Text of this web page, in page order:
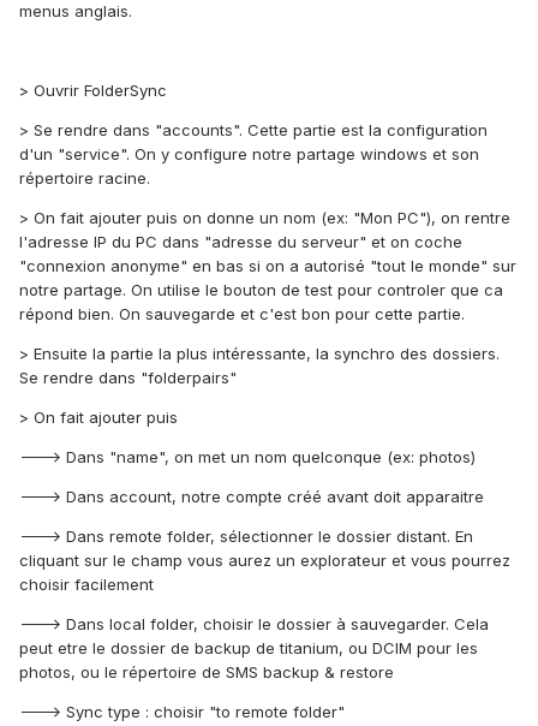
menus anglais.
> Ouvrir FolderSync
> Se rendre dans "accounts". Cette partie est la configuration
d'un "service". On y configure notre partage windows et son
répertoire racine.
> On fait ajouter puis on donne un nom (ex: "Mon PC"), on rentre
l'adresse IP du PC dans "adresse du serveur" et on coche
"connexion anonyme" en bas si on a autorisé "tout le monde" sur
notre partage. On utilise le bouton de test pour controler que ca
répond bien. On sauvegarde et c'est bon pour cette partie.
> Ensuite la partie la plus intéressante, la synchro des dossiers.
Se rendre dans "folderpairs"
> On fait ajouter puis
---> Dans "name", on met un nom quelconque (ex: photos)
---> Dans account, notre compte créé avant doit apparaitre
---> Dans remote folder, sélectionner le dossier distant. En
cliquant sur le champ vous aurez un explorateur et vous pourrez
choisir facilement
---> Dans local folder, choisir le dossier à sauvegarder. Cela
peut etre le dossier de backup de titanium, ou DCIM pour les
photos, ou le répertoire de SMS backup & restore
---> Sync type : choisir "to remote folder"